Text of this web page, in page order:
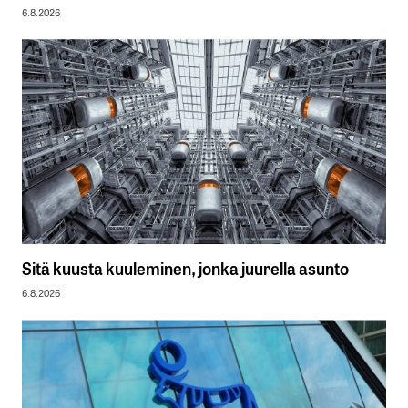
6.8.2026
Sitä kuusta kuuleminen, jonka juurella asunto
6.8.2026